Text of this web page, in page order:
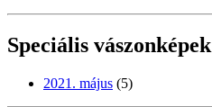
Speciális vászonképek
2021. május (5)